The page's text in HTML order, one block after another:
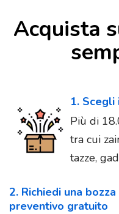
Acquista
1.
Più di
tra cui
tazze,
2. Richiedi una
preventivo gratuito